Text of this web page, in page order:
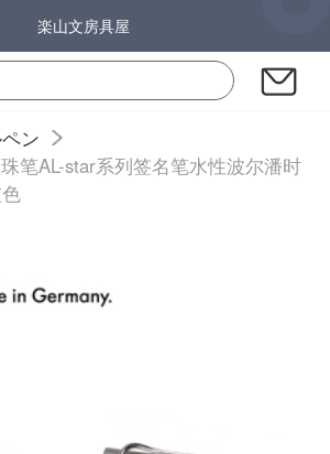
楽山文房具屋
ン
笔AL-star系列签名笔水性波尔潘时